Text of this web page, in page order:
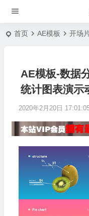
首页 AE模板 开场
AE模板-数据
统计图表演示
2020年2月20日